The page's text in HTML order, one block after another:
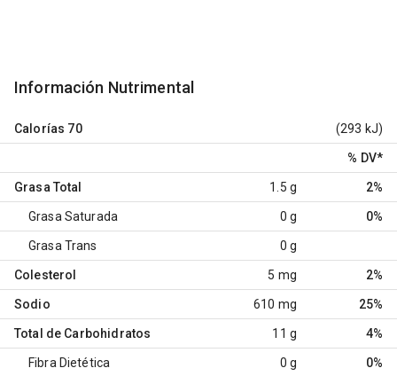
Información Nutrimental
Calorías 70 (293 kJ)
% DV*
Grasa Total 1.5 g 2%
Grasa Saturada 0 g 0%
Grasa Trans 0 g
Colesterol 5 mg 2%
Sodio 610 mg 25%
Total de Carbohidratos 11 g 4%
Fibra Dietética 0 g 0%